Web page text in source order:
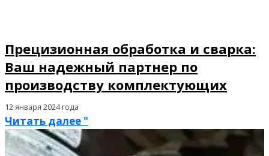
Прецизионная обработка и сварка:
Ваш надежный партнер по
производству комплектующих
12 января 2024 года
Читать далее "